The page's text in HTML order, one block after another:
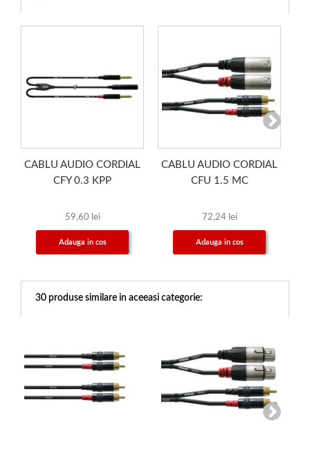
CABLU AUDIO CORDIAL
CFY 0.3 KPP
59,60 lei
Adauga in cos
CABLU AUDIO CORDIAL
CFU 1.5 MC
72,24 lei
Adauga in cos
30 produse similare in aceeasi categorie: